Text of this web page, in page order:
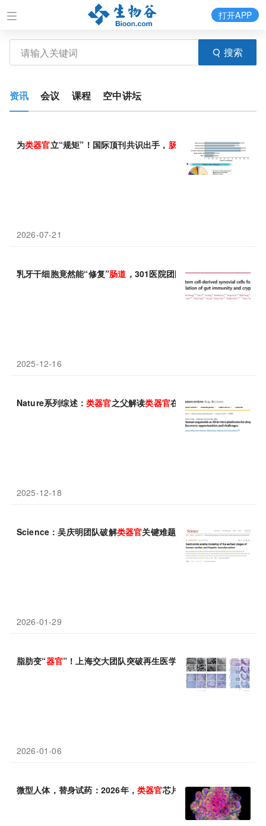
搜索
打开APP
资讯 会议 课程 空中讲坛
为类器官立“规矩”！国际顶刊共识出手， 肠道 器官从“手工艺品”
2026-07-21
乳牙干细胞竟然能“修复”肠道 ，301医院团队用迷你肠道类器官揭
2025-12-16
Nature系列综述： 类器官之父解读类器官在药物研发中的机遇和挑
2025-12-18
Science：吴庆明团队破解类器官关键难题，培养出具有逼真血管
2026-01-29
脂肪变“器官”！上海交大团队突破再生医学，脂肪组织直接培育三
2026-01-06
微型人体，替身试药：2026年，类器官芯片进入爆发前夜！